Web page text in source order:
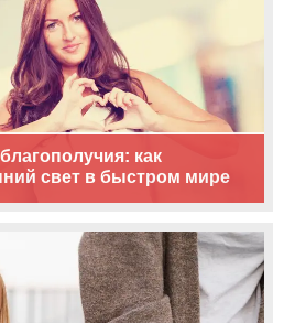
как
свет в быстром мире